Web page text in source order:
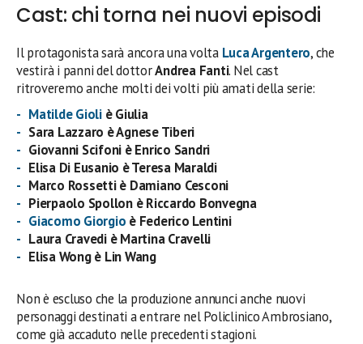
Cast: chi torna nei nuovi episodi
Il protagonista sarà ancora una volta Luca Argentero, che
vestirà i panni del dottorAndrea Fanti. Nel cast
ritroveremo anche molti dei volti più amati della serie:
Matilde Gioliè Giulia
Sara Lazzaro è Agnese Tiberi
Giovanni Scifoni è Enrico Sandri
Elisa Di Eusanio è Teresa Maraldi
Marco Rossetti è Damiano Cesconi
Pierpaolo Spollon è Riccardo Bonvegna
Giacomo Giorgio è Federico Lentini
Laura Cravedi è Martina Cravelli
Elisa Wong è Lin Wang
Non è escluso che la produzione annunci anche nuovi
personaggi destinati a entrare nel Policlinico Ambrosiano,
come già accaduto nelle precedenti stagioni.